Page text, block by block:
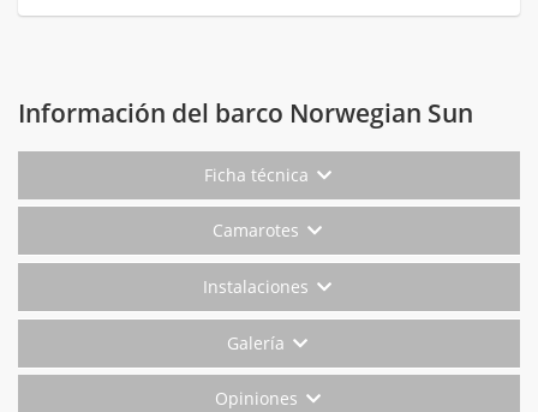
Información del barco Norwegian Sun
Ficha técnica
Camarotes
Instalaciones
Galería
Opiniones